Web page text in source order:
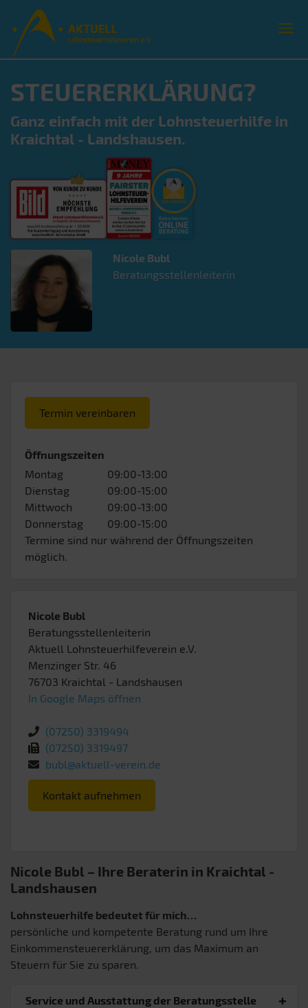
STEUERERKLÄRUNG?
Ganz einfach mit der Lohnsteuerhilfe in
Kraichtal - Landshausen.
Nicole Bubl
Beratungsstellenleiterin
Termin vereinbaren
Öffnungszeiten
Montag
09:00-13:00
Dienstag
09:00-15:00
Mittwoch
09:00-13:00
Donnerstag
09:00-15:00
Termine sind nur während der Öffnungszeiten
möglich.
Nicole Bubl
Beratungsstellenleiterin
Aktuell Lohnsteuerhilfeverein e.V.
Menzinger Str. 46
76703 Kraichtal - Landshausen
In Google Maps öffnen
(07250) 3319494
(07250) 3319497
bubl@aktuell-verein.de
Kontakt aufnehmen
Nicole Bubl – Ihre Beraterin in Kraichtal -
Landshausen
Lohnsteuerhilfe bedeutet für mich…
persönliche und kompetente Beratung rund um Ihre
Einkommensteuererklärung, um das Maximum an
Steuern für Sie zu sparen.
Service und Ausstattung der Beratungsstelle